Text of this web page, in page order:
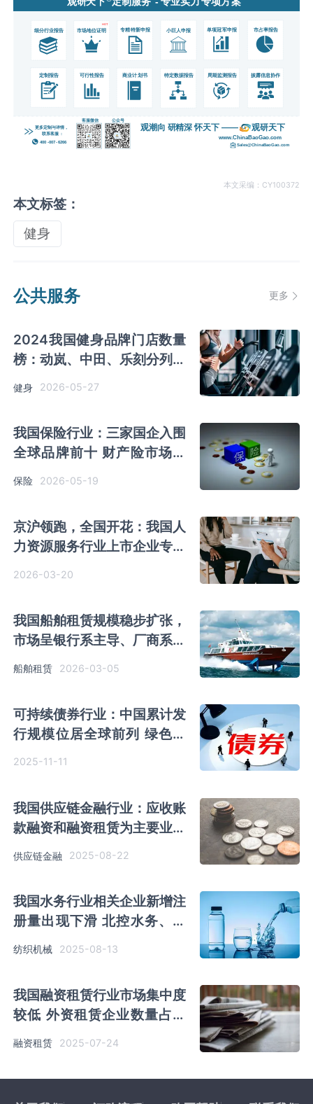
本文采编：CY100372
本文标签：
健身
公共服务 更多
2024我国健身品牌门店数量
榜：动岚、中田、乐刻分列三
健身 2026-05-27
我国保险行业：三家国企入围
全球品牌前十 财产险市场集
中度明显高于寿险市场
保险 2026-05-19
京沪领跑，全国开花：我国人
力资源服务行业上市企业专注
2026-03-20
我国船舶租赁规模稳步扩张，
市场呈银行系主导、厂商系突
围、第三方系补位格局
船舶租赁 2026-03-05
可持续债券行业：中国累计发
行规模位居全球前列 绿色债
2025-11-11
我国供应链金融行业：应收账
款融资和融资租赁为主要业务
供应链金融 2025-08-22
我国水务行业相关企业新增注
册量出现下滑 北控水务、首
创环保营收优势明显
纺织机械 2025-08-13
我国融资租赁行业市场集中度
较低 外资租赁企业数量占比
超90%
融资租赁 2025-07-24